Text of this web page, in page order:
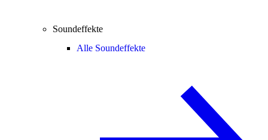
Soundeffekte
Alle Soundeffekte